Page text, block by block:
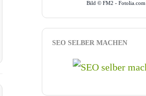
Bild © FM2 - Fotolia.com
SEO SELBER MACHEN